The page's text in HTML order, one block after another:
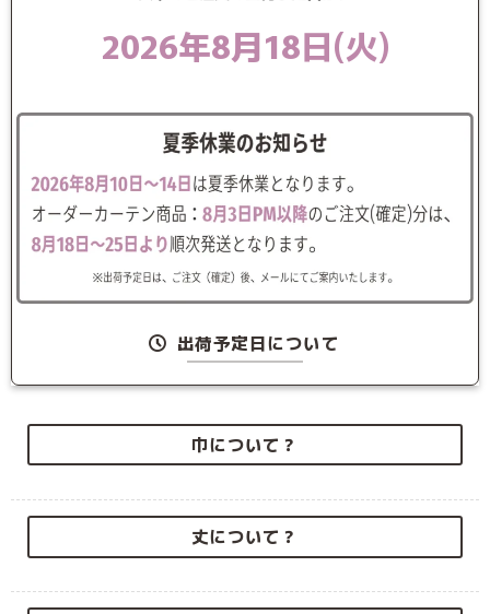
2026年8月18日(火)
出荷予定日について
巾について？
丈について？